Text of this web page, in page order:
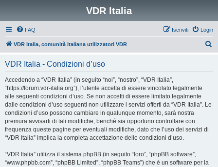
VDR Italia
FAQ Login
Iscriviti
VDR Italia, comunità italiana utilizzatori VDR
VDR Italia - Condizioni d’uso
Accedendo a “VDR Italia” (in seguito “noi”, “nostro”, “VDR Italia”,
“https://forum.vdr-italia.org”), l’utente accetta di essere vincolato legalmente
alle seguenti condizioni d’uso. Se non accetti di essere limitato legalmente
dalle condizioni d’uso seguenti non utilizzare i servizi offerti da “VDR Italia”. Le
condizioni d’uso possono cambiare in qualunque momento, sarà nostra
premura avvisarti di tali modifiche, benché sia opportuno controllare con
frequenza queste pagine per eventuali modifiche, dato che l’uso dei servizi di
“VDR Italia” implica la completa accettazione delle condizioni d’uso.
“VDR Italia” utilizza il sistema phpBB (in seguito “loro”, “phpBB software”,
“www.phpbb.com”, “phpBB Limited”, “phpBB Teams”) che è un software per la